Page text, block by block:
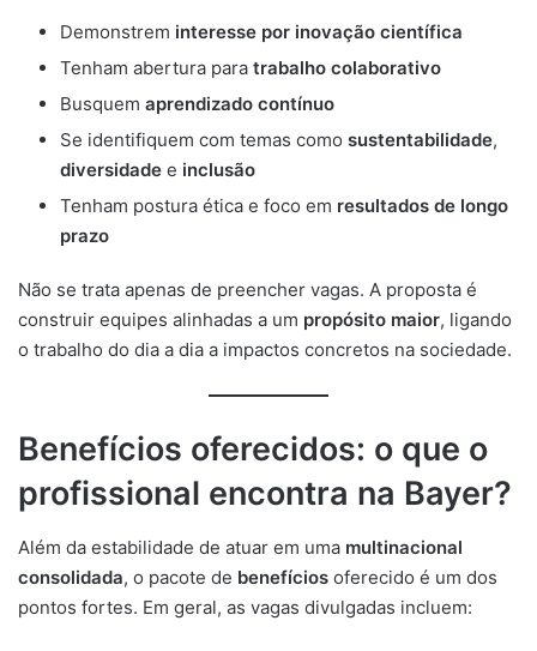
Demonstrem interesse por inovação científica
Tenham abertura para trabalho colaborativo
Busquem aprendizado contínuo
Se identifiquem com temas como sustentabilidade,
diversidade e inclusão
Tenham postura ética e foco em resultados de longo
prazo
Não se trata apenas de preencher vagas. A proposta é
construir equipes alinhadas a um propósito maior, ligando
o trabalho do dia a dia a impactos concretos na sociedade.
Benefícios oferecidos: o que o
profissional encontra na Bayer?
Além da estabilidade de atuar em uma multinacional
consolidada, o pacote de benefícios oferecido é um dos
pontos fortes. Em geral, as vagas divulgadas incluem: